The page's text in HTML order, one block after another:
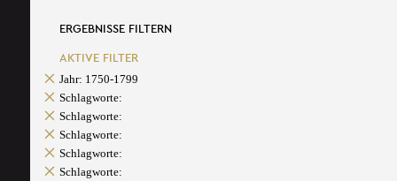
ERGEBNISSE FILTERN
AKTIVE FILTER
Jahr: 1750-1799
Schlagworte:
Schlagworte:
Schlagworte:
Schlagworte:
Schlagworte: